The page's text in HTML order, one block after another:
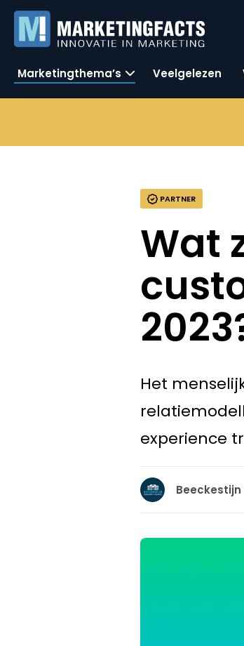
Marketingthema’s Veelgelezen
PARTNER
Wat
Het
experience
Beeckestijn